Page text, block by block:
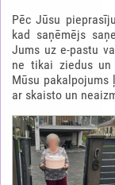
Pēc Jūsu
kad saņēmējs
Jums uz e-pastu
ne tikai ziedus un
Mūsu
ar skaisto un